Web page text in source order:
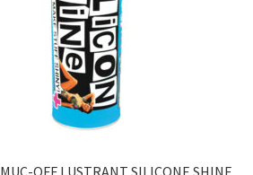
MUC-OFF LUSTRANT SILICONE SHINE